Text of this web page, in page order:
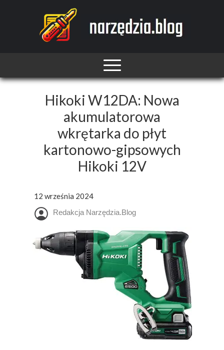
Hikoki W12DA: Nowa
akumulatorowa
wkrętarka do płyt
kartonowo-gipsowych
Hikoki 12V
12 września 2024
Redakcja Narzędzia.Blog